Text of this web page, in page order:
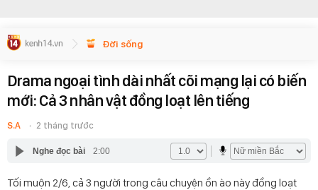
Đời sống
Drama ngoại tình dài nhất cõi mạng lại có biến
mới: Cả 3 nhân vật đồng loạt lên tiếng
S.A 2 tháng trước
Nghe đọc bài 2:00
Tối muộn 2/6, cả 3 người trong câu chuyện ồn ào này đồng loạt